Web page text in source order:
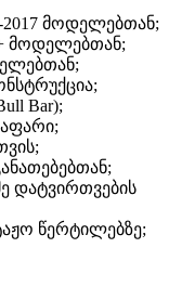
2017 მოდელებთან;
მოდელებთან;
Bar);
დატვირთვების
წერტილებზე;